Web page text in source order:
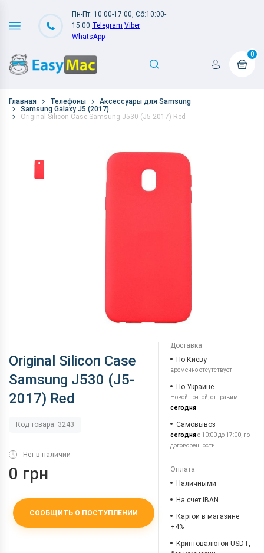
Пн-Пт: 10:00-17:00, Сб:10:00-
15:00 Telegram Viber
WhatsApp
0
Главная Телефоны
Аксессуары для Samsung
Samsung Galaxy J5 (2017)
Original Silicon Case Samsung J530 (J5-2017) Red
Original Silicon Case
Samsung J530 (J5-
2017) Red
Код товара: 3243
Нет в наличии
0 грн
СООБЩИТЬ О ПОСТУПЛЕНИИ
Доставка
По Киеву
временно отсутствует
По Украине
Новой почтой, отправим
сегодня
Самовывоз
сегодняс 10:00 до 17:00, по
договоренности
Оплата
Наличными
На счет IBAN
Картой в магазине
+4%
Криптовалютой USDT,